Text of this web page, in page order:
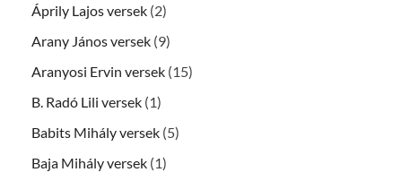
Áprily Lajos versek (2)
Arany János versek (9)
Aranyosi Ervin versek (15)
B. Radó Lili versek (1)
Babits Mihály versek (5)
Baja Mihály versek (1)